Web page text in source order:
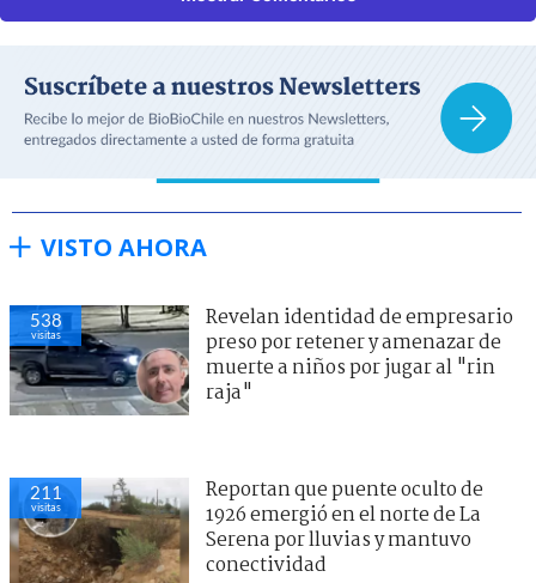
VISTO AHORA
538
visitas
Revelan identidad de empresario
preso por retener y amenazar de
muerte a niños por jugar al "rin
raja"
211
visitas
Reportan que puente oculto de
1926 emergió en el norte de La
Serena por lluvias y mantuvo
conectividad